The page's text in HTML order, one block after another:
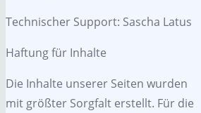
Technischer Support: Sascha Latus
Haftung für Inhalte
Die Inhalte unserer Seiten wurden
mit größter Sorgfalt erstellt. Für die